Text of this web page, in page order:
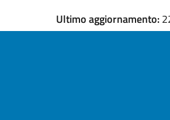
Ultimo aggiornamento: